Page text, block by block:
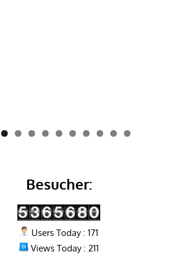
0 1 2
Besucher:
Users Today : 171
Views Today : 211